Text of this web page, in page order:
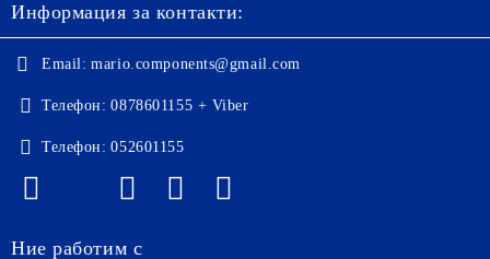
Информация за контакти:
Email: mario.components@gmail.com
Телефон: 0878601155 + Viber
Телефон: 052601155
Ние работим с